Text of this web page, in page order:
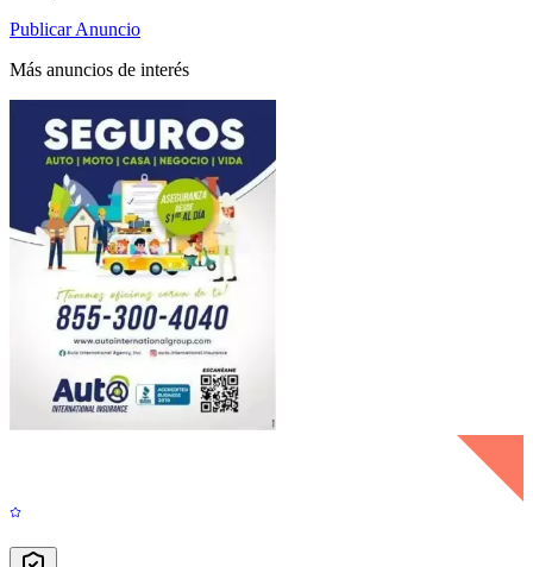
Publicar Anuncio
Más anuncios de interés